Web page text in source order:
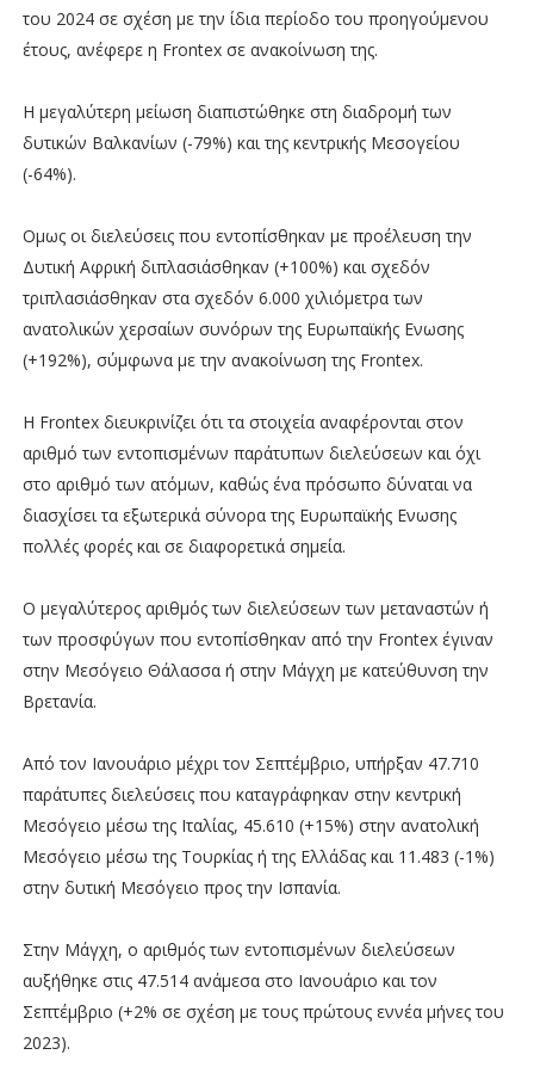
του 2024 σε σχέση με την ίδια περίοδο του προηγούμενου
έτους, ανέφερε η Frontex σε ανακοίνωση της.
Η μεγαλύτερη μείωση διαπιστώθηκε στη διαδρομή των
δυτικών Βαλκανίων (-79%) και της κεντρικής Μεσογείου
(-64%).
Ομως οι διελεύσεις που εντοπίσθηκαν με προέλευση την
Δυτική Αφρική διπλασιάσθηκαν (+100%) και σχεδόν
τριπλασιάσθηκαν στα σχεδόν 6.000 χιλιόμετρα των
ανατολικών χερσαίων συνόρων της Ευρωπαϊκής Ενωσης
(+192%), σύμφωνα με την ανακοίνωση της Frontex.
Η Frontex διευκρινίζει ότι τα στοιχεία αναφέρονται στον
αριθμό των εντοπισμένων παράτυπων διελεύσεων και όχι
στο αριθμό των ατόμων, καθώς ένα πρόσωπο δύναται να
διασχίσει τα εξωτερικά σύνορα της Ευρωπαϊκής Ενωσης
πολλές φορές και σε διαφορετικά σημεία.
Ο μεγαλύτερος αριθμός των διελεύσεων των μεταναστών ή
των προσφύγων που εντοπίσθηκαν από την Frontex έγιναν
στην Μεσόγειο Θάλασσα ή στην Μάγχη με κατεύθυνση την
Βρετανία.
Από τον Ιανουάριο μέχρι τον Σεπτέμβριο, υπήρξαν 47.710
παράτυπες διελεύσεις που καταγράφηκαν στην κεντρική
Μεσόγειο μέσω της Ιταλίας, 45.610 (+15%) στην ανατολική
Μεσόγειο μέσω της Τουρκίας ή της Ελλάδας και 11.483 (-1%)
στην δυτική Μεσόγειο προς την Ισπανία.
Στην Μάγχη, ο αριθμός των εντοπισμένων διελεύσεων
αυξήθηκε στις 47.514 ανάμεσα στο Ιανουάριο και τον
Σεπτέμβριο (+2% σε σχέση με τους πρώτους εννέα μήνες του
2023).